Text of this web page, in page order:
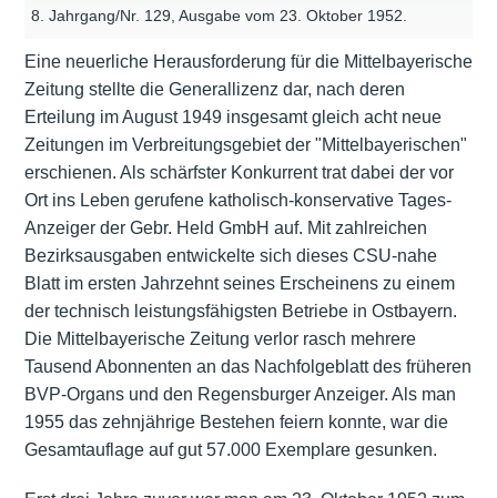
8. Jahrgang/Nr. 129, Ausgabe vom 23. Oktober 1952.
Eine neuerliche Herausforderung für die Mittelbayerische
Zeitung stellte die Generallizenz dar, nach deren
Erteilung im August 1949 insgesamt gleich acht neue
Zeitungen im Verbreitungsgebiet der "Mittelbayerischen"
erschienen. Als schärfster Konkurrent trat dabei der vor
Ort ins Leben gerufene katholisch-konservative Tages-
Anzeiger der Gebr. Held GmbH auf. Mit zahlreichen
Bezirksausgaben entwickelte sich dieses CSU-nahe
Blatt im ersten Jahrzehnt seines Erscheinens zu einem
der technisch leistungsfähigsten Betriebe in Ostbayern.
Die Mittelbayerische Zeitung verlor rasch mehrere
Tausend Abonnenten an das Nachfolgeblatt des früheren
BVP-Organs und den Regensburger Anzeiger. Als man
1955 das zehnjährige Bestehen feiern konnte, war die
Gesamtauflage auf gut 57.000 Exemplare gesunken.